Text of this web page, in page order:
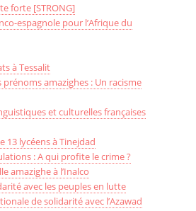
forte [STRONG]
espagnole pour l’Afrique du
à Tessalit
amazighes : Un racisme
et culturelles françaises
13 lycéens à Tinejdad
: A qui profite le crime ?
amazighe à l’Inalco
avec les peuples en lutte
de solidarité avec l’Azawad